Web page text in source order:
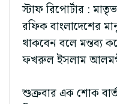
স্টাফ রিপোর্টার :
রফিক বাংলাদেশের
থাকবেন বলে মন্তব্য
ফখরুল ইসলাম
শুক্রবার এক শোক